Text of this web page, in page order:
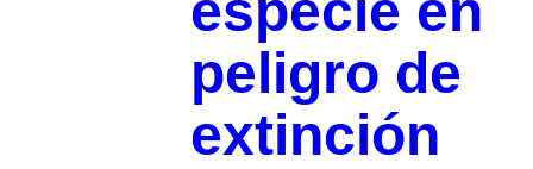
peligro de
extinción